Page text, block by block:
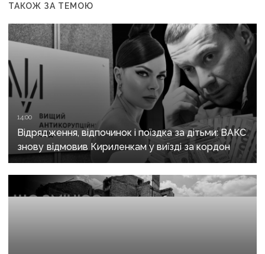
ТАКОЖ ЗА ТЕМОЮ
14:00
Відрядження, відпочинок і поїздка за дітьми: ВАКС
знову відмовив Кириленкам у виїзді за кордон